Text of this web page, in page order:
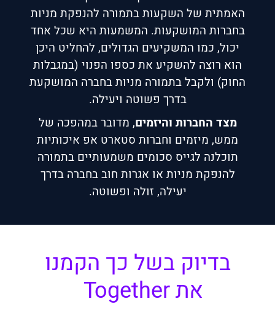
האמתית של השקעות בתמורה להנפקת מניות
בחברות המושקעות. המשמעות היא שכל אחד
יכול, כמו המשקיעים הגדולים, להחליט היכן
הוא רוצה להשקיע את כספו הפנוי (במגבלות
החוק) ולקבל בתמורה מניות בחברה המושקעת
בדרך פשוטה ויעילה.
מצד החברות והיזמים, מדובר במהפכה של
ממש, מיזמים וחברות סטארט אפ איכותיות
תוכלנה לגייס סכומים משמעותיים בתמורה
להנפקת מניות או אגרות חוב בחברה בדרך
יעילה, זולה ופשוטה.
בדיוק בשל כך הקמנו
את Together